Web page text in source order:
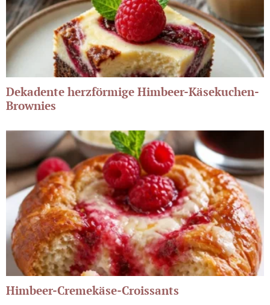
Dekadente herzförmige Himbeer-Käsekuchen-
Brownies
Himbeer-Cremekäse-Croissants